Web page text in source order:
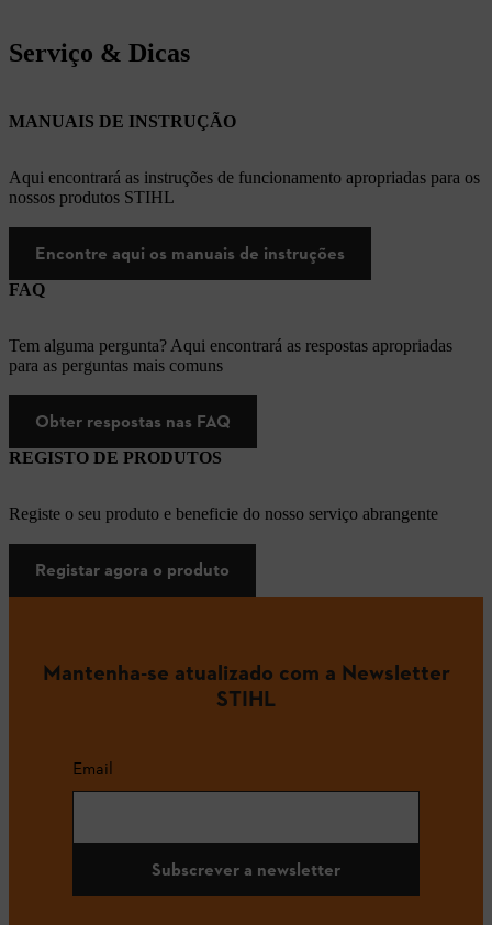
Serviço & Dicas
MANUAIS DE INSTRUÇÃO
Aqui encontrará as instruções de funcionamento apropriadas para os
nossos produtos STIHL
Encontre aqui os manuais de instruções
FAQ
Tem alguma pergunta? Aqui encontrará as respostas apropriadas
para as perguntas mais comuns
Obter respostas nas FAQ
REGISTO DE PRODUTOS
Registe o seu produto e beneficie do nosso serviço abrangente
Registar agora o produto
Mantenha-se atualizado com a Newsletter
STIHL
Email
Subscrever a newsletter